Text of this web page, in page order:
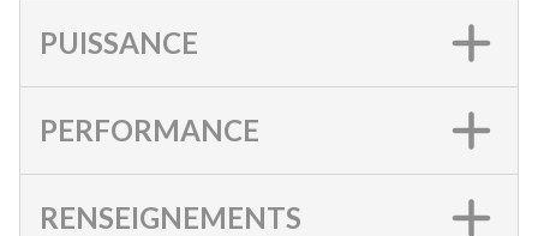
PUISSANCE
PERFORMANCE
RENSEIGNEMENTS